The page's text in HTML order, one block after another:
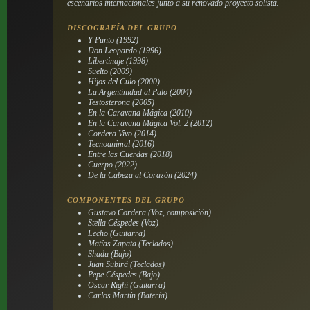
escenarios internacionales junto a su renovado proyecto solista.
DISCOGRAFÍA DEL GRUPO
Y Punto (1992)
Don Leopardo (1996)
Libertinaje (1998)
Suelto (2009)
Hijos del Culo (2000)
La Argentinidad al Palo (2004)
Testosterona (2005)
En la Caravana Mágica (2010)
En la Caravana Mágica Vol. 2 (2012)
Cordera Vivo (2014)
Tecnoanimal (2016)
Entre las Cuerdas (2018)
Cuerpo (2022)
De la Cabeza al Corazón (2024)
COMPONENTES DEL GRUPO
Gustavo Cordera (Voz, composición)
Stella Céspedes (Voz)
Lecho (Guitarra)
Matías Zapata (Teclados)
Shadu (Bajo)
Juan Subirá (Teclados)
Pepe Céspedes (Bajo)
Oscar Righi (Guitarra)
Carlos Martín (Batería)